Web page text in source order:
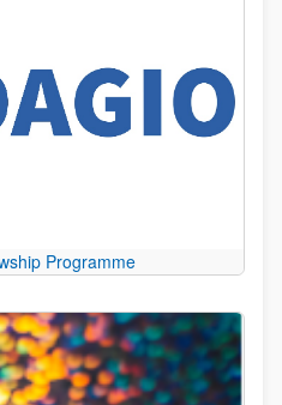
Programme